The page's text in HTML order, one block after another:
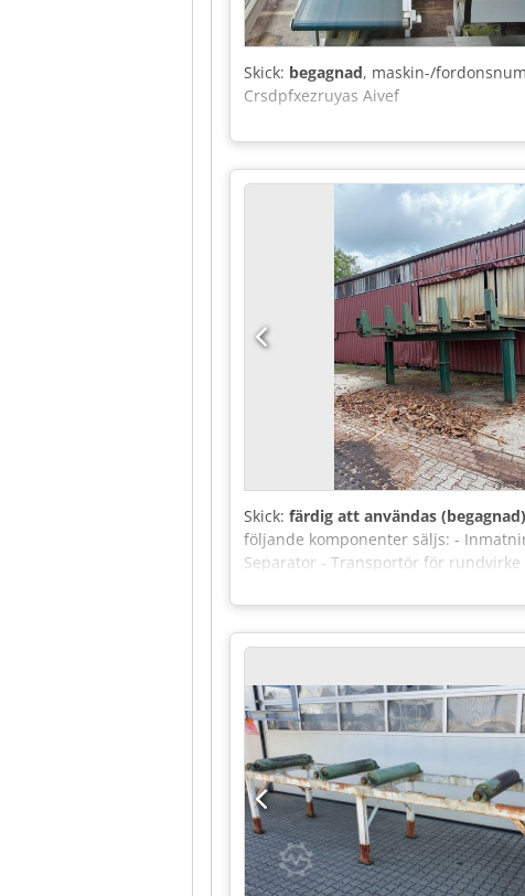
Skick: begagnad, maskin-/
Crsdpfxezruyas Aivef
Skick: färdig att användas (begagnad)
följande komponenter säljs: -
Separator - Transportör för
Centreringsanordning för
sidoutmatning - Elskåp och styrning
utan några som helst garantier eller